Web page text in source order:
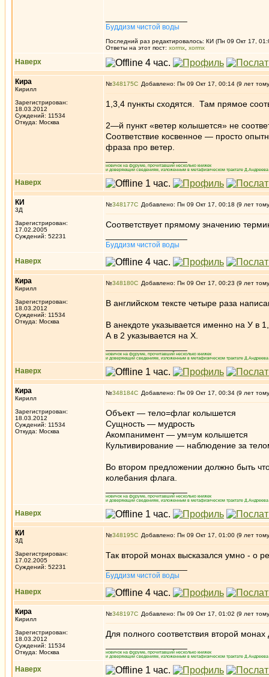
Буддизм чистой воды
Последний раз редактировалось: КИ (Пн 09 Окт 17,
Ответы на этот пост: xormx xormx
Наверх
Кира
Кирилл
Зарегистрирован:
18.03.2012
Суждений: 11534
Откуда: Москва
№348175 Добавлено: Пн 09 Окт 17, 00:14 (9 лет
1,3,4 пункты сходятся. Там прямое
2—й пункт «ветер колышется» не
Соответствие косвенное — просто
фраза про ветер.
новичок на форуме, прочитавший несколько книжек
и доверяющий сведениям, изложенным в метафизическом трактате
Наверх
КИ
3Д
Зарегистрирован:
17.02.2005
Суждений: 52231
№348177 Добавлено: Пн 09 Окт 17, 00:18 (9 лет
Соответствует прямому значению
Буддизм чистой воды
Наверх
Кира
Кирилл
Зарегистрирован:
18.03.2012
Суждений: 11534
Откуда: Москва
№348180 Добавлено: Пн 09 Окт 17, 00:23 (9 лет
В английском тексте четыре раза
В анекдоте указывается именно на У в
А в 2 указывается на Х.
новичок на форуме, прочитавший несколько книжек
и доверяющий сведениям, изложенным в метафизическом трактате
Наверх
Кира
Кирилл
Зарегистрирован:
18.03.2012
Суждений: 11534
Откуда: Москва
№348184 Добавлено: Пн 09 Окт 17, 00:34 (9 лет
Объект — тело=флаг колышется
Сущность — мудрость
Акомпанимент — ум=ум колышется
Культивирование — наблюдение за
Во втором предложении должно быть
колебания флага.
новичок на форуме, прочитавший несколько книжек
и доверяющий сведениям, изложенным в метафизическом трактате
Наверх
КИ
3Д
Зарегистрирован:
17.02.2005
Суждений: 52231
№348195 Добавлено: Пн 09 Окт 17, 01:00 (9 лет
Так второй монах высказался умно - о
Буддизм чистой воды
Наверх
Кира
Кирилл
Зарегистрирован:
18.03.2012
Суждений: 11534
Откуда: Москва
№348197 Добавлено: Пн 09 Окт 17, 01:02 (9 лет
Для полного соответствия второй
новичок на форуме, прочитавший несколько книжек
и доверяющий сведениям, изложенным в метафизическом трактате
Наверх